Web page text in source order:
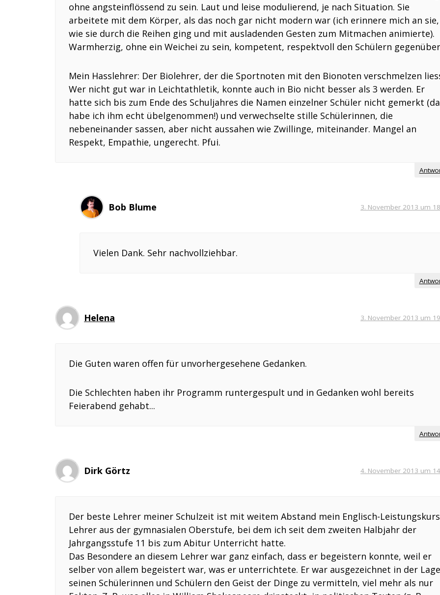
ohne angsteinflössend zu sein. Laut und leise modulierend, je nach Situation. Sie
arbeitete mit dem Körper, als das noch gar nicht modern war (ich erinnere mich an sie,
wie sie durch die Reihen ging und mit ausladenden Gesten zum Mitmachen animierte).
Warmherzig, ohne ein Weichei zu sein, kompetent, respektvoll den Schülern
Mein Hasslehrer: Der Biolehrer, der die Sportnoten mit den Bionoten verschmelzen
Wer nicht gut war in Leichtathletik, konnte auch in Bio nicht besser als 3 werden. Er
hatte sich bis zum Ende des Schuljahres die Namen einzelner Schüler nicht gemerkt
habe ich ihm echt übelgenommen!) und verwechselte stille Schülerinnen, die
nebeneinander sassen, aber nicht aussahen wie Zwillinge, miteinander. Mangel an
Respekt, Empathie, ungerecht. Pfui.
Bob Blume 3. November 2013 um
Vielen Dank. Sehr nachvollziehbar.
Helena 3. November 2013 um
Die Guten waren offen für unvorhergesehene Gedanken.
Die Schlechten haben ihr Programm runtergespult und in Gedanken wohl bereits
Feierabend gehabt...
Dirk Görtz 4. November 2013 um
Der beste Lehrer meiner Schulzeit ist mit weitem Abstand mein Englisch-
Lehrer aus der gymnasialen Oberstufe, bei dem ich seit dem zweiten Halbjahr der
Jahrgangsstufe 11 bis zum Abitur Unterricht hatte.
Das Besondere an diesem Lehrer war ganz einfach, dass er begeistern konnte, weil er
selber von allem begeistert war, was er unterrichtete. Er war ausgezeichnet in der
seinen Schülerinnen und Schülern den Geist der Dinge zu vermitteln, viel mehr als nur